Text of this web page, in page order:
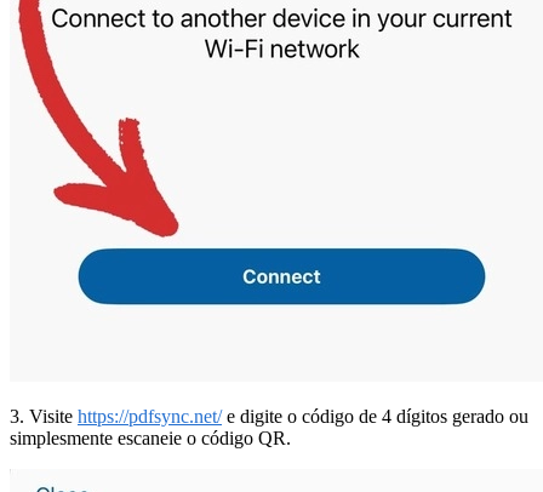
3. Visite https://pdfsync.net/e digite o código de 4 dígitos gerado ou
simplesmente escaneie o código QR.